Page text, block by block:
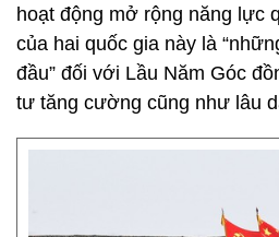
hoạt động mở rộng năng lực
của hai quốc gia này là
đầu” đối với Lầu Năm Góc
tư tăng cường cũng như lâu